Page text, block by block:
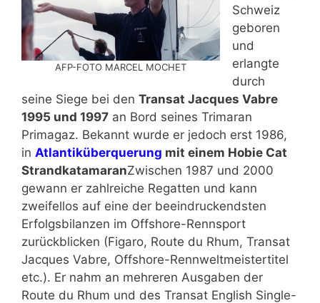
AFP-FOTO MARCEL MOCHET
Schweiz
geboren
und
erlangte
durch
seine Siege bei den Transat Jacques Vabre
1995 und 1997 an Bord seines Trimaran
Primagaz. Bekannt wurde er jedoch erst 1986,
in Atlantiküberquerung mit einem Hobie Cat
StrandkatamaranZwischen 1987 und 2000
gewann er zahlreiche Regatten und kann
zweifellos auf eine der beeindruckendsten
Erfolgsbilanzen im Offshore-Rennsport
zurückblicken (Figaro, Route du Rhum, Transat
Jacques Vabre, Offshore-Rennweltmeistertitel
etc.). Er nahm an mehreren Ausgaben der
Route du Rhum und des Transat English Single-